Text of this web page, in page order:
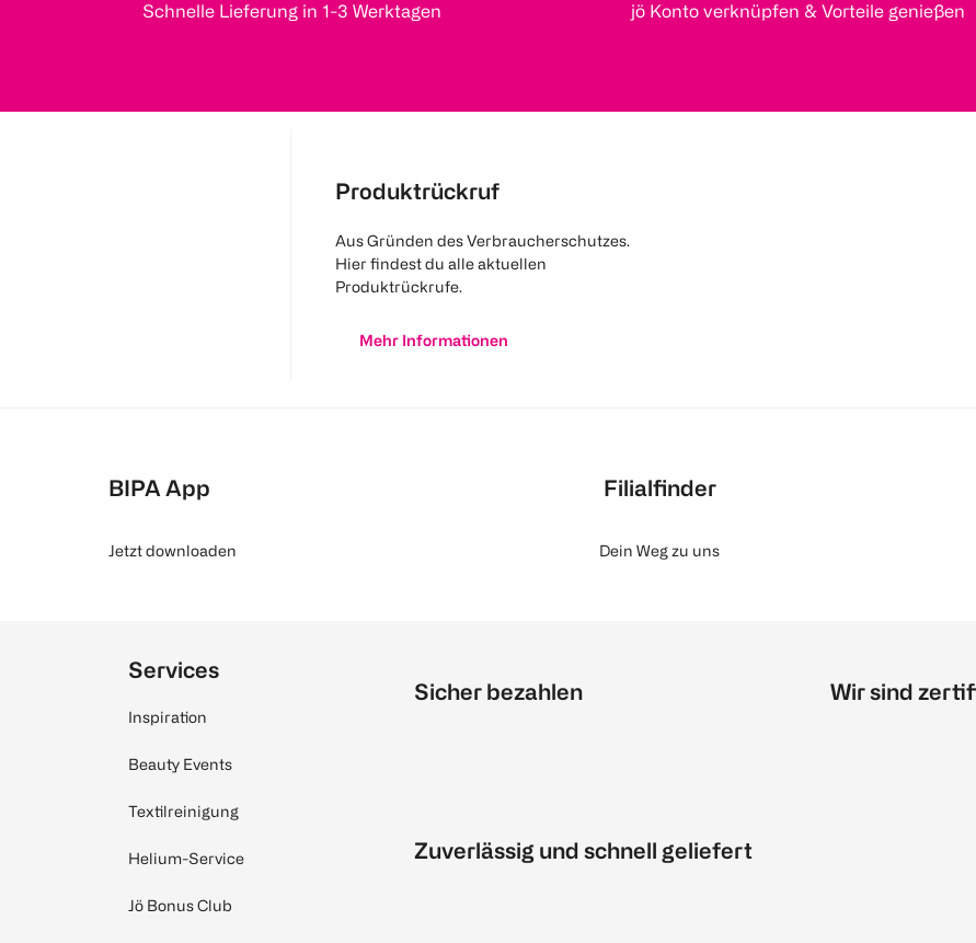
Schnelle Lieferung in 1-3 Werktagen jö Konto verknüpfen & Vorteile genießen
Produktrückruf
Aus Gründen des Verbraucherschutzes.
Hier findest du alle aktuellen
Produktrückrufe.
Mehr Informationen
BIPA App
Jetzt downloaden
Filialfinder
Dein Weg zu uns
Services
Inspiration
Beauty Events
Textilreinigung
Helium-Service
Jö Bonus Club
Sicher bezahlen
Zuverlässig und schnell geliefert
Wir sind